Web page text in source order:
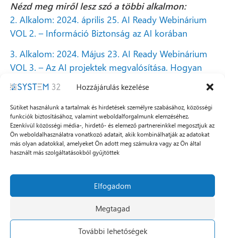
Hozzájárulás kezelése
Sütiket használunk a tartalmak és hirdetések személyre szabásához, közösségi
funkciók biztosításához, valamint weboldalforgalmunk elemzéséhez.
Ezenkívül közösségi média-, hirdető- és elemező partnereinkkel megosztjuk az
Ön weboldalhasználatra vonatkozó adatait, akik kombinálhatják az adatokat
más olyan adatokkal, amelyeket Ön adott meg számukra vagy az Ön által
használt más szolgáltatásokból gyűjtöttek
Elfogadom
Megtagad
További lehetőségek
Nézd meg miről lesz szó a többi alkalmon:
2. Alkalom: 2024. április 25. AI Ready Webinárium
VOL 2. – Információ Biztonság az AI korában
3. Alkalom: 2024. Május 23. AI Ready Webinárium
VOL 3. – Az AI projektek megvalósítása. Hogyan
legyél AI ready?
Szeretnéd megtekinteni az
előadásokról készült
videókat?
visszaigazoló emailben találod!